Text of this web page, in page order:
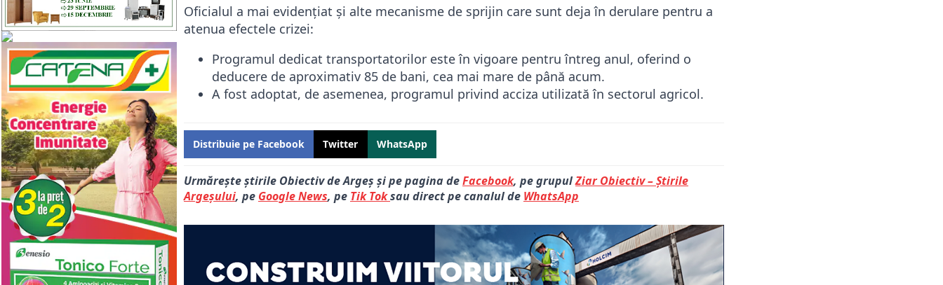
Oficialul a mai evidențiat și alte mecanisme de sprijin care sunt deja în derulare pentru a
atenua efectele crizei:
Programul dedicat transportatorilor este în vigoare pentru întreg anul, oferind o
deducere de aproximativ 85 de bani, cea mai mare de până acum.
A fost adoptat, de asemenea, programul privind acciza utilizată în sectorul agricol.
Distribuie pe Facebook Twitter WhatsApp
Urmărește știrile Obiectiv de Argeș și pe pagina deFacebook, pe grupulZiar Obiectiv – Știrile
Argeșului, pe Google News, pe Tik Toksau direct pe canalul de WhatsApp